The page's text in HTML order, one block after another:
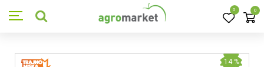
0 0
14 %